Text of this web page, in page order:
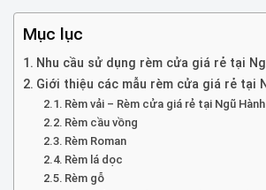
Mục lục
Nhu cầu sử dụng rèm cửa giá rẻ tại
Giới thiệu các mẫu rèm cửa giá rẻ tại
Rèm vải – Rèm cửa giá rẻ tại Ngũ
Rèm cầu vồng
Rèm Roman
Rèm lá dọc
Rèm gỗ